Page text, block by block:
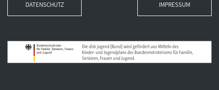
DATENSCHUTZ IMPRESSUM